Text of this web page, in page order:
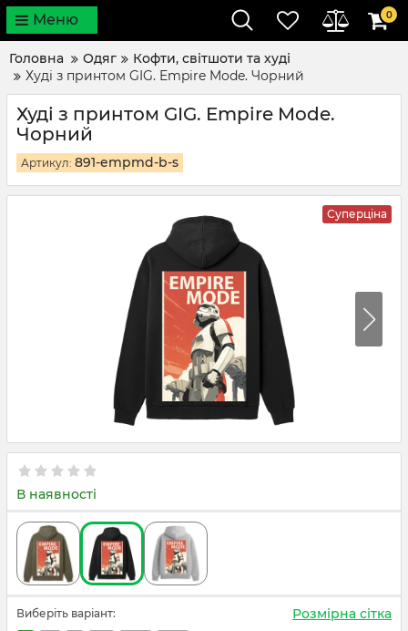
Меню 0
Головна Одяг
Кофти, світшоти та худі
Худі з принтом GIG. Empire Mode. Чорний
Худі з принтом GIG. Empire Mode.
Чорний
Артикул: 891-empmd-b-s
Суперціна
В наявності
Виберіть варіант: Розмірна сітка